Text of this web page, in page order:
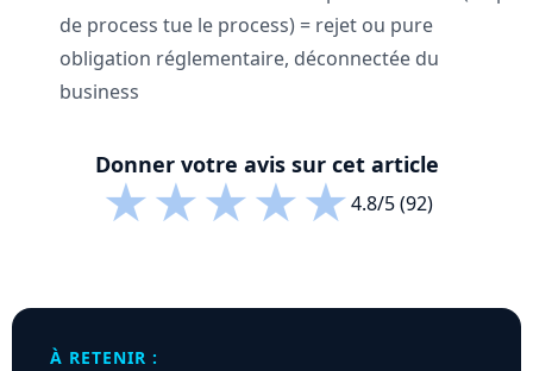
de process tue le process) = rejet ou pure
obligation réglementaire, déconnectée du
business
Donner votre avis sur cet article
★★★★★4.8/5 (92)
À RETENIR :